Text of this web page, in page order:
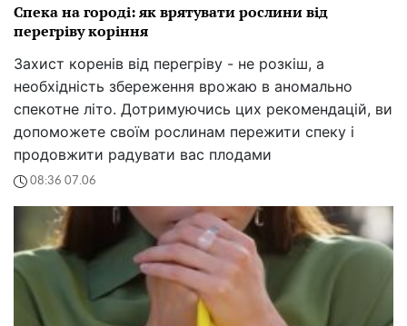
Спека на городі: як врятувати рослини від
перегріву коріння
Захист коренів від перегріву - не розкіш, а
необхідність збереження врожаю в аномально
спекотне літо. Дотримуючись цих рекомендацій, ви
допоможете своїм рослинам пережити спеку і
продовжити радувати вас плодами
08:36 07.06